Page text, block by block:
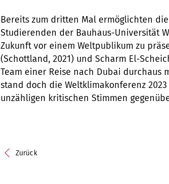
Bereits zum dritten Mal ermöglichten
Studierenden der Bauhaus-Universität
Zukunft vor einem Weltpublikum zu
(Schottland, 2021) und Scharm El-
Team einer Reise nach Dubai durchaus
stand doch die Weltklimakonferenz
unzähligen kritischen Stimmen
Zurück